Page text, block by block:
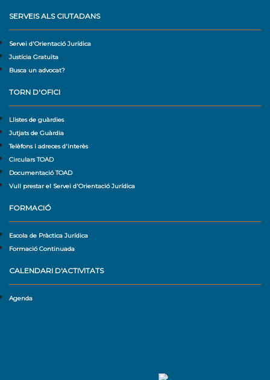
SERVEIS ALS CIUTADANS
Servei d'Orientació Jurídica
Justícia Gratuïta
Busca un advocat?
TORN D'OFICI
Llistes de guàrdies
Jutjats de Guàrdia
Telèfons i adreces d'interès
Circulars TOAD
Documentació TOAD
Vull prestar el Servei d'Orientació Jurídica
FORMACIÓ
Escola de Pràctica Jurídica
Formació Continuada
CALENDARI D'ACTIVITATS
Agenda